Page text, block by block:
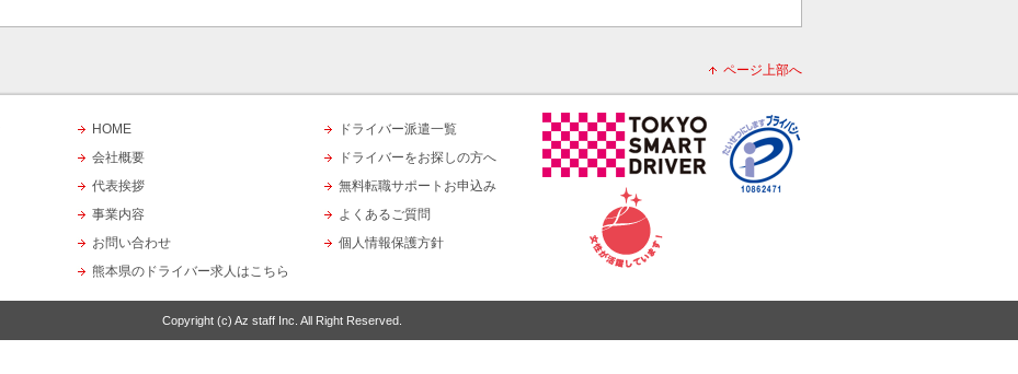
ページ上部へ
HOME
会社概要
代表挨拶
事業内容
お問い合わせ
熊本県のドライバー求人はこちら
ドライバー派遣一覧
ドライバーをお探しの方へ
無料転職サポートお申込み
よくあるご質問
個人情報保護方針
Copyright (c) Az staff Inc. All Right Reserved.